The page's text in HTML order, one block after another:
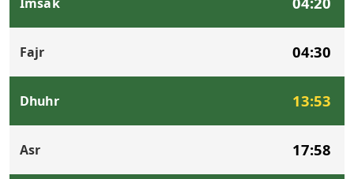
Fajr 04:30
Dhuhr 13:53
Asr 17:58